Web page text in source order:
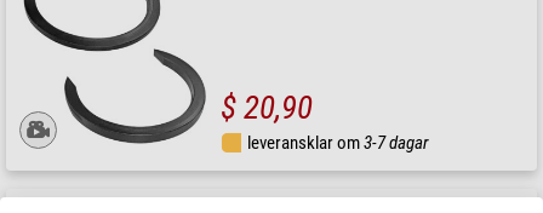
$ 20,90
leveransklar om3-7 dagar